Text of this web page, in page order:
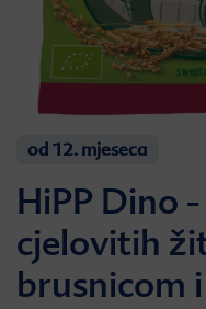
od 12. mjeseca
HiPP Dino
cjelovitih
brusnicom